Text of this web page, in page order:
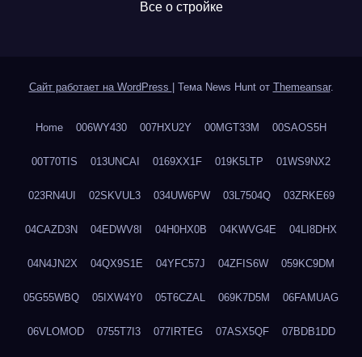
Все о стройке
Сайт работает на WordPress Тема News Hunt от Themeansar.
Home 006WY430 007HXU2Y 00MGT33M 00SAOS5H
00T70TIS 013UNCAI 0169XX1F 019K5LTP 01WS9NX2
023RN4UI 02SKVUL3 034UW6PW 03L7504Q 03ZRKE69
04CAZD3N 04EDWV8I 04H0HX0B 04KWVG4E 04LI8DHX
04N4JN2X 04QX9S1E 04YFC57J 04ZFIS6W 059KC9DM
05G55WBQ 05IXW4Y0 05T6CZAL 069K7D5M 06FAMUAG
06VLOMOD 0755T7I3 077IRTEG 07ASX5QF 07BDB1DD